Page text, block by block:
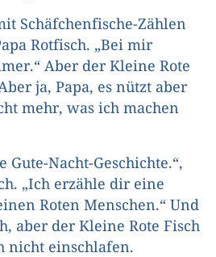
Schäfchenfische-Zählen
Rotfisch. „Bei mir
Aber der Kleine Rote
ja, Papa, es nützt aber
mehr, was ich machen
Nacht-Geschichte.“,
„Ich erzähle dir eine
Roten Menschen.“ Und
aber der Kleine Rote Fisch
nicht einschlafen.